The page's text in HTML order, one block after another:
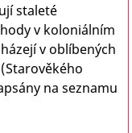
staleté
v koloniálním
v oblíbených
na seznamu